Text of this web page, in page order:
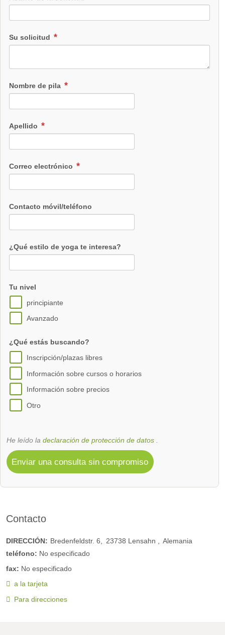
Su solicitud
Nombre de pila
Apellido
Correo electrónico
Contacto móvil/teléfono
¿Qué estilo de yoga te interesa?
Tu nivel
principiante
Avanzado
¿Qué estás buscando?
Inscripción/plazas libres
Información sobre cursos o horarios
Información sobre precios
Otro
He leído la declaración de protección de datos
Enviar una consulta sin compromiso
Contacto
DIRECCIÓN: Bredenfeldstr. 6 23738 Lensahn
Alemania
teléfono: No especificado
fax: No especificado
a la tarjeta
Para direcciones